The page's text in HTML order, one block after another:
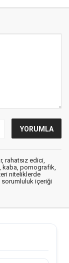
rahatsız edici,
kaba, pornografik,
niteliklerde
sorumluluk içeriği